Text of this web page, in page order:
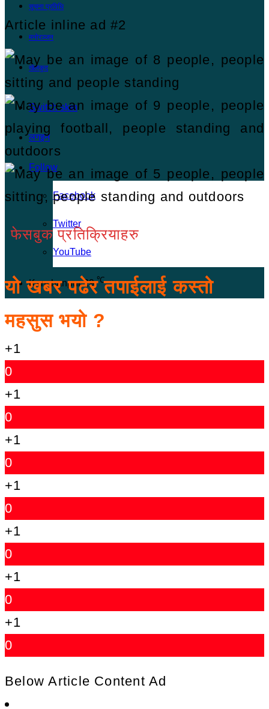
सूचना प्रविधि
मनोरञ्जन
खेलकुद
Switch skin
लगइन
Follow
Facebook
Twitter
YouTube
Kanchanpur 29℃
Article inline ad #2
फेसबुक प्रतिक्रियाहरु
यो खबर पढेर तपाईलाई कस्तो
महसुस भयो ?
+1
0
+1
0
+1
0
+1
0
+1
0
+1
0
+1
0
Below Article Content Ad